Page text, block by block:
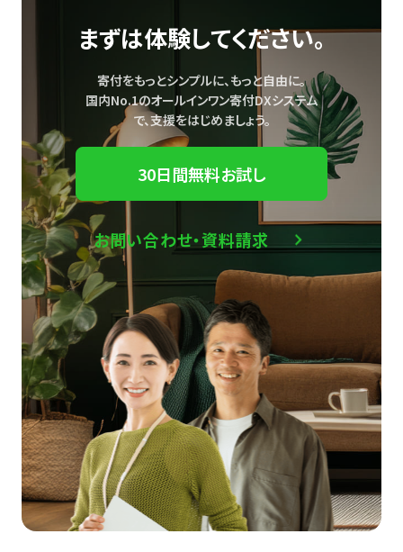
まずは体験してください。
寄付をもっとシンプルに、もっと自由に。
国内No.1のオールインワン寄付DXシステム
で、支援をはじめましょう。
30日間無料お試し
お問い合わせ・資料請求